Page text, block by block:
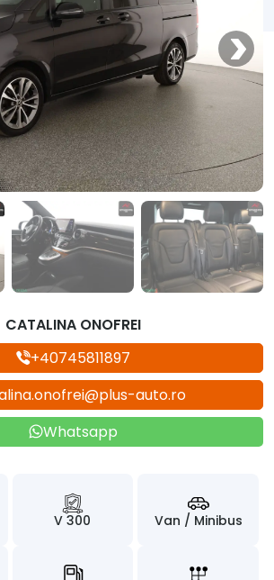
CATALINA ONOFREI
+40745811897
auto.ro
Whatsapp
V 300 Van / Minibus